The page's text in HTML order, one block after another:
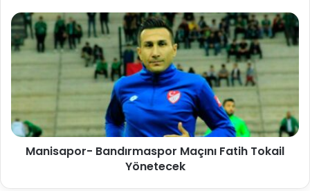
Manisapor- Bandırmaspor Maçını Fatih Tokail
Yönetecek